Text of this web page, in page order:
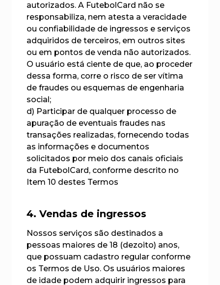
autorizados. A FutebolCard não se
responsabiliza, nem atesta a veracidade
ou confiabilidade de ingressos e serviços
adquiridos de terceiros, em outros sites
ou em pontos de venda não autorizados.
O usuário está ciente de que, ao proceder
dessa forma, corre o risco de ser vítima
de fraudes ou esquemas de engenharia
social;
d) Participar de qualquer processo de
apuração de eventuais fraudes nas
transações realizadas, fornecendo todas
as informações e documentos
solicitados por meio dos canais oficiais
da FutebolCard, conforme descrito no
Item 10 destes Termos
4. Vendas de ingressos
Nossos serviços são destinados a
pessoas maiores de 18 (dezoito) anos,
que possuam cadastro regular conforme
os Termos de Uso. Os usuários maiores
de idade podem adquirir ingressos para